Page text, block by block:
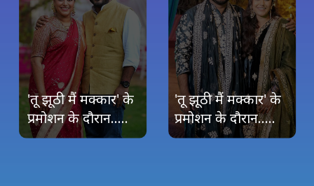
'तू झूठी मैं मक्कार' के
प्रमोशन के दौरान.....
'तू झूठी मैं मक्कार' के
प्रमोशन के दौरान.....